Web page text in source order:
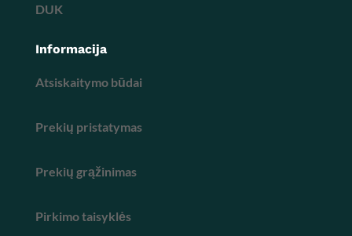
DUK
Informacija
Atsiskaitymo būdai
Prekių pristatymas
Prekių grąžinimas
Pirkimo taisyklės